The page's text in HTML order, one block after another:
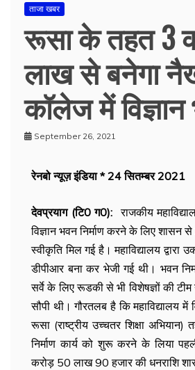
ताजा खबर
रूसा के तहत 3
लाख से बनेगा
कॉलेज में
September 26, 2021
रेनबो न्यूज़ इंडिया * 24 सितम्बर 2021
देवप्रयाग (टि0 ग0): राजकीय
विज्ञान भवन निर्माण करने के लिए
स्वीकृति मिल गई है। महाविद्यालय द्वारा
डीपीआर बना कर भेजी गई थी। भवन
सर्वे के लिए रूडकी से भी विशेषज्ञों की टीम
सौपी थी। गौरतलब है कि महाविद्यालय में
रूसा (राष्ट्रीय उच्चतर शिक्षा अभियान)
निर्माण कार्य को शुरू करने के लिया
करोड़ 50 लाख 90 हजार की धनराशि